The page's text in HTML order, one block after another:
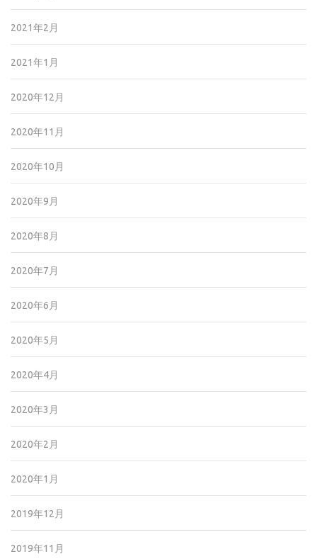
2021年2月
2021年1月
2020年12月
2020年11月
2020年10月
2020年9月
2020年8月
2020年7月
2020年6月
2020年5月
2020年4月
2020年3月
2020年2月
2020年1月
2019年12月
2019年11月